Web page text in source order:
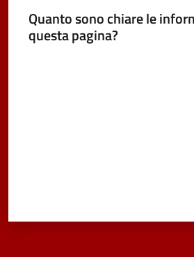
Quanto sono chiare le
questa pagina?